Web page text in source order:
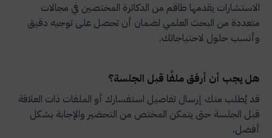
الاستشارات يقدمها طاقم من الدكاترة المختصين في مجالات
متعددة من البحث العلمي لضمان أن تحصل على توجيه دقيق
وأنسب حلول لاحتياجاتك.
هل يجب أن أرفق ملفًا قبل الجلسة؟
قد يُطلب منك إرسال تفاصيل استفسارك أو الملفات ذات العلاقة
قبل الجلسة حتى يتمكن المختص من التحضير والإجابة بشكل
أفضل.